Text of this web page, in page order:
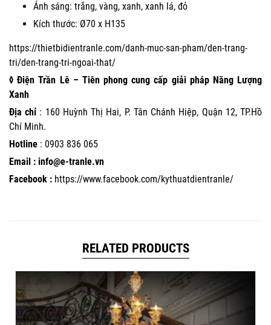
Ánh sáng: trắng, vàng, xanh, xanh lá, đỏ
Kích thước: Ø70 x H135
https://thietbidientranle.com/danh-muc-san-pham/den-trang-
tri/den-trang-tri-ngoai-that/
◊ Điện Trần Lê – Tiên phong cung cấp giải pháp Năng Lượng
Xanh
Địa chỉ : 160 Huỳnh Thị Hai, P. Tân Chánh Hiệp, Quận 12, TP.Hồ
Chí Minh.
Hotline : 0903 836 065
Email : info@e-tranle.vn
Facebook : https://www.facebook.com/kythuatdientranle/
RELATED PRODUCTS